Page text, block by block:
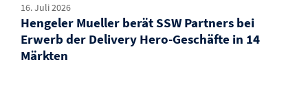
16. Juli 2026
Hengeler Mueller berät SSW Partners bei
Erwerb der Delivery Hero-Geschäfte in 14
Märkten